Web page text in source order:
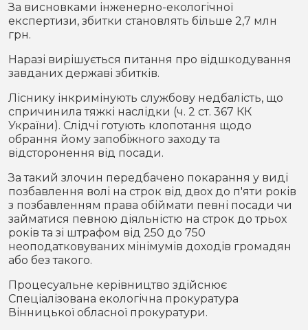
За висновками інженерно-екологічної
експертизи, збитки становлять більше 2,7 млн
грн.
Наразі вирішується питання про відшкодування
завданих державі збитків.
Ліснику інкримінують службову недбалість, що
спричинила тяжкі наслідки (ч. 2 ст. 367 КК
України). Слідчі готують клопотання щодо
обрання йому запобіжного заходу та
відсторонення від посади.
За такий злочин передбачено покарання у виді
позбавлення волі на строк від двох до п'яти років
з позбавленням права обіймати певні посади чи
займатися певною діяльністю на строк до трьох
років та зі штрафом від 250 до 750
неоподатковуваних мінімумів доходів громадян
або без такого.
Процесуальне керівництво здійснює
Спеціалізована екологічна прокуратура
Вінницької обласної прокуратури.